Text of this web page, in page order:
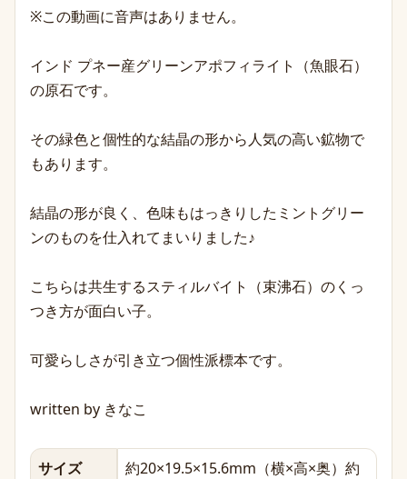
※この動画に音声はありません。
インド プネー産グリーンアポフィライト（魚眼石）
の原石です。
その緑色と個性的な結晶の形から人気の高い鉱物で
もあります。
結晶の形が良く、色味もはっきりしたミントグリー
ンのものを仕入れてまいりました♪
こちらは共生するスティルバイト（束沸石）のくっ
つき方が面白い子。
可愛らしさが引き立つ個性派標本です。
written by きなこ
サイズ
約20×19.5×15.6mm（横×高×奥）約